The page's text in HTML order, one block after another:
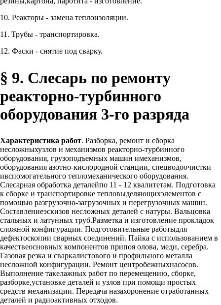
10. Реакторы - замена теплоизоляции.
11. Трубы - транспортировка.
12. Фаски - снятие под сварку.
§ 9. Слесарь по ремонту
реакторно-турбинного
оборудования 3-го разряда
Характеристика работ. Разборка, ремонт и сборка
несложныхузлов и механизмов реакторно-турбинного
оборудования, грузоподъемных машин имеханизмов,
оборудования азотно-кислородной станции, спецводоочистки
ивспомогательного тепломеханического оборудования.
Слесарная обработка деталейпо 11 - 12 квалитетам. Подготовка
к сборке и транспортировке тепловыделяющихэлементов с
помощью разгрузочно-загрузочных и перегрузочных машин.
Составлениеэскизов несложных деталей с натуры. Вальцовка
стальных и латунных труб.Разметка и изготовление прокладок
сложной конфигурации. Подготовительные работыдля
дефектоскопии сварных соединений. Пайка с использованием в
качествеосновных компонентов припоя олова, меди, серебра.
Газовая резка и сваркалистового и профильного металла
несложной конфигурации. Ремонт центробежныхнасосов.
Выполнение такелажных работ по перемещению, сборке,
разборке,установке деталей и узлов при помощи простых
средств механизации. Передача назахоронение отработанных
деталей и радиоактивных отходов.